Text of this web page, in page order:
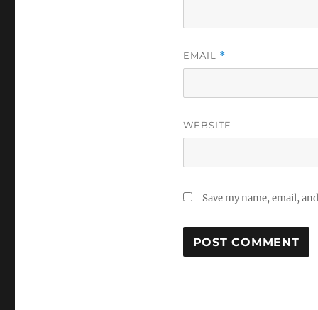
EMAIL *
WEBSITE
Save my name, email,